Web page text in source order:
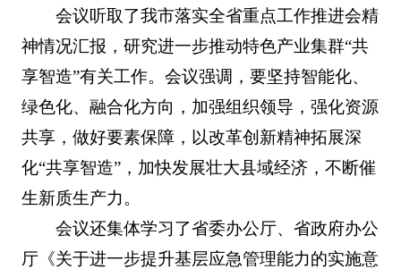
会议听取了我市落实全省重点工作推进会精
神情况汇报，研究进一步推动特色产业集群“共
享智造”有关工作。会议强调，要坚持智能化、
绿色化、融合化方向，加强组织领导，强化资源
共享，做好要素保障，以改革创新精神拓展深
化“共享智造”，加快发展壮大县域经济，不断催
生新质生产力。
会议还集体学习了省委办公厅、省政府办公
厅《关于进一步提升基层应急管理能力的实施意